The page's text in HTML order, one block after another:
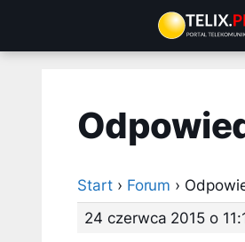
treści
Start › Forum ›
24 czerwca 2015 o